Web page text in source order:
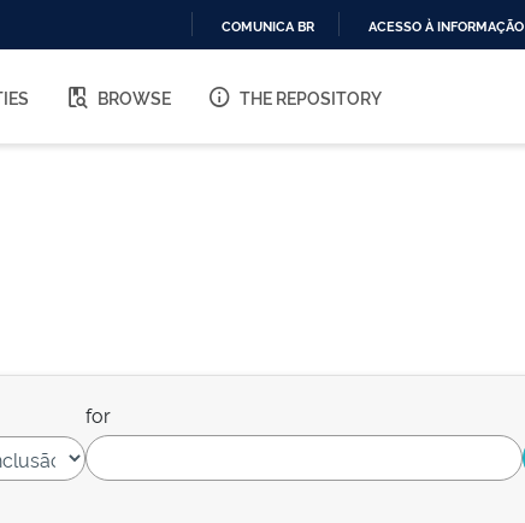
O
COMUNICA BR ACESSO À INFORMAÇÃO
BROWSE THE REPOSITORY
for